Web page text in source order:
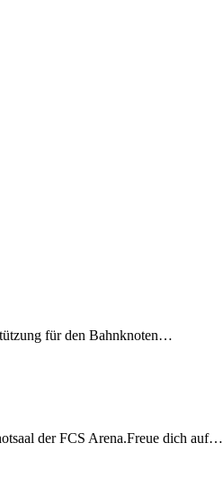
für den Bahnknoten…
der FCS Arena.Freue dich auf…